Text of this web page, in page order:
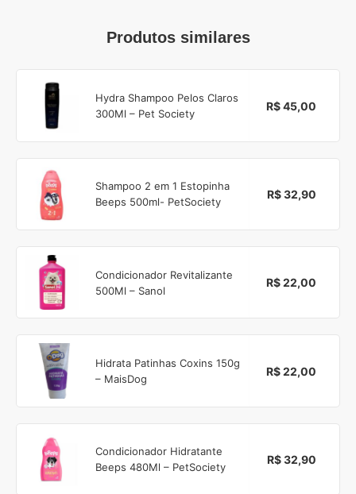
Produtos similares
Hydra Shampoo Pelos Claros
300Ml – Pet Society
R$ 45,00
Shampoo 2 em 1 Estopinha
Beeps 500ml- PetSociety
R$ 32,90
Condicionador Revitalizante
500Ml – Sanol
R$ 22,00
Hidrata Patinhas Coxins 150g
– MaisDog
R$ 22,00
Condicionador Hidratante
Beeps 480Ml – PetSociety
R$ 32,90